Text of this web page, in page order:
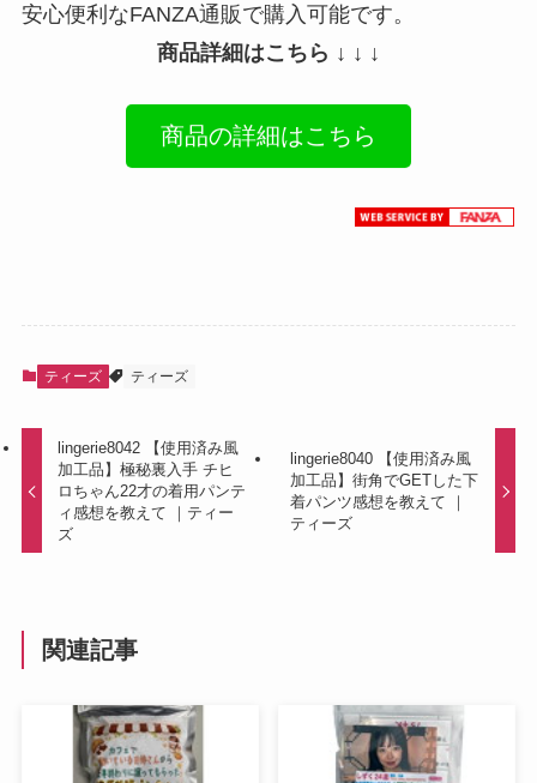
安心便利なFANZA通販で購入可能です。
商品詳細はこちら ↓ ↓ ↓
商品の詳細はこちら
ティーズ ティーズ
lingerie8042 【使用済み風
加工品】極秘裏入手 チヒ
ロちゃん22才の着用パンテ
ィ感想を教えて ｜ティー
ズ
lingerie8040 【使用済み風
加工品】街角でGETした下
着パンツ感想を教えて ｜
ティーズ
関連記事